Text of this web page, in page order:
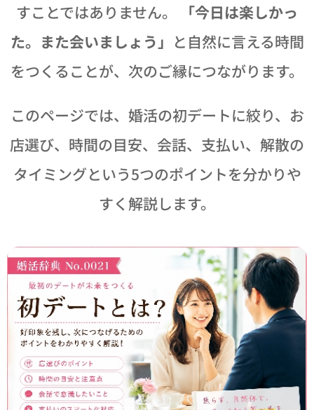
すことではありません。
「今日は楽しかっ
た。また会いましょう」 と自然に言える時間
をつくることが、次のご縁につながります。
このページでは、婚活の初デートに絞り、お
店選び、時間の目安、会話、支払い、解散の
タイミングという5つのポイントを分かりや
すく解説します。